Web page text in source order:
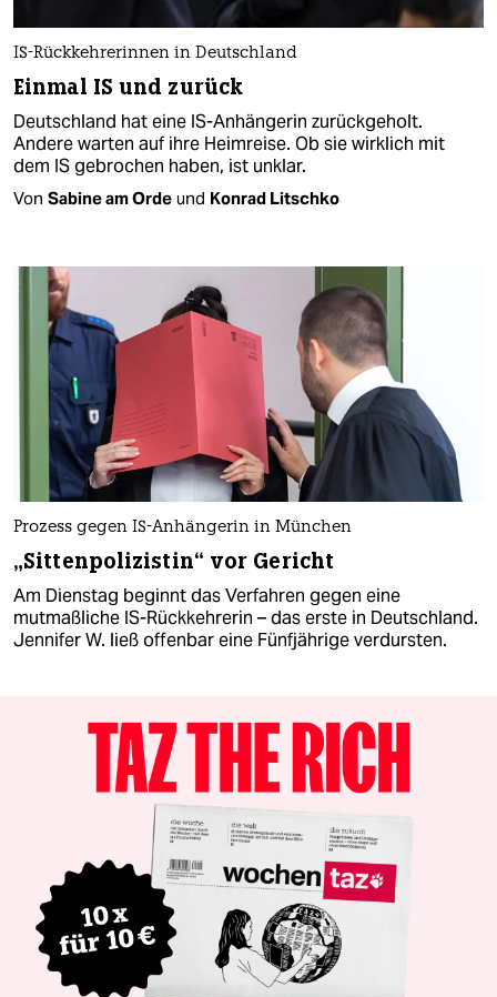
IS-Rückkehrerinnen in Deutschland
Einmal IS und zurück
Deutschland hat eine IS-Anhängerin zurückgeholt.
Andere warten auf ihre Heimreise. Ob sie wirklich mit
dem IS gebrochen haben, ist unklar.
Von Sabine am Orde und Konrad Litschko
Prozess gegen IS-Anhängerin in München
„Sittenpolizistin“ vor Gericht
Am Dienstag beginnt das Verfahren gegen eine
mutmaßliche IS-Rückkehrerin – das erste in Deutschland.
Jennifer W. ließ offenbar eine Fünfjährige verdursten.